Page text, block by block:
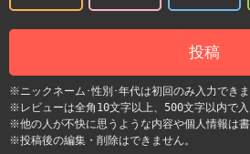
投稿
※ニックネーム･性別･年代は初回のみ入力できま
※レビューは全角10文字以上、500文字以内で入
※他の人が不快に思うような内容や個人情報は書
※投稿後の編集・削除はできません。